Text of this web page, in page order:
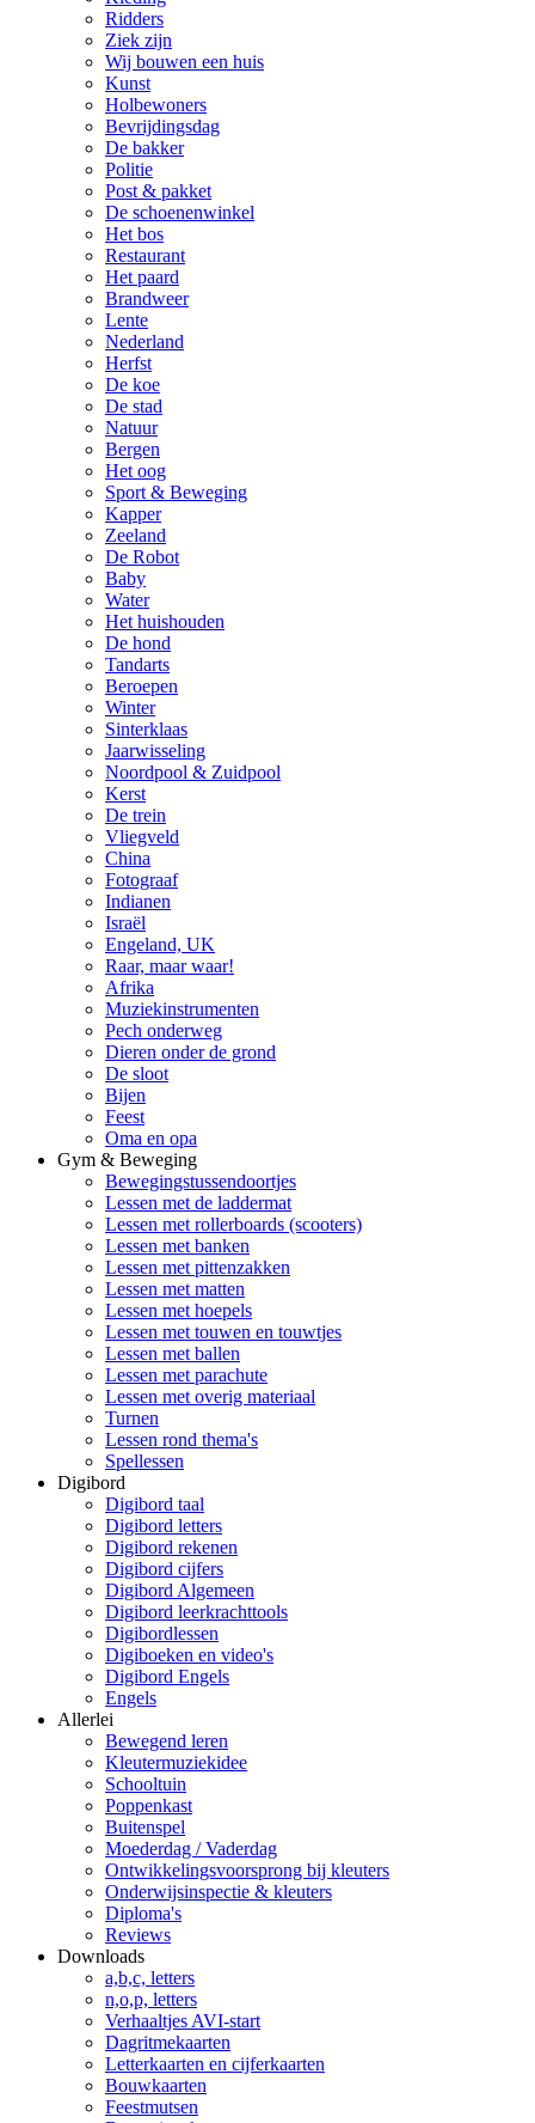
Ridders
Ziek zijn
Wij bouwen een huis
Kunst
Holbewoners
Bevrijdingsdag
De bakker
Politie
Post & pakket
De schoenenwinkel
Het bos
Restaurant
Het paard
Brandweer
Lente
Nederland
Herfst
De koe
De stad
Natuur
Bergen
Het oog
Sport & Beweging
Kapper
Zeeland
De Robot
Baby
Water
Het huishouden
De hond
Tandarts
Beroepen
Winter
Sinterklaas
Jaarwisseling
Noordpool & Zuidpool
Kerst
De trein
Vliegveld
China
Fotograaf
Indianen
Israël
Engeland, UK
Raar, maar waar!
Afrika
Muziekinstrumenten
Pech onderweg
Dieren onder de grond
De sloot
Bijen
Feest
Oma en opa
Gym & Beweging
Bewegingstussendoortjes
Lessen met de laddermat
Lessen met rollerboards (scooters)
Lessen met banken
Lessen met pittenzakken
Lessen met matten
Lessen met hoepels
Lessen met touwen en touwtjes
Lessen met ballen
Lessen met parachute
Lessen met overig materiaal
Turnen
Lessen rond thema's
Spellessen
Digibord
Digibord taal
Digibord letters
Digibord rekenen
Digibord cijfers
Digibord Algemeen
Digibord leerkrachttools
Digibordlessen
Digiboeken en video's
Digibord Engels
Engels
Allerlei
Bewegend leren
Kleutermuziekidee
Schooltuin
Poppenkast
Buitenspel
Moederdag / Vaderdag
Ontwikkelingsvoorsprong bij kleuters
Onderwijsinspectie & kleuters
Diploma's
Reviews
Downloads
a,b,c, letters
n,o,p, letters
Verhaaltjes AVI-start
Dagritmekaarten
Letterkaarten en cijferkaarten
Bouwkaarten
Feestmutsen